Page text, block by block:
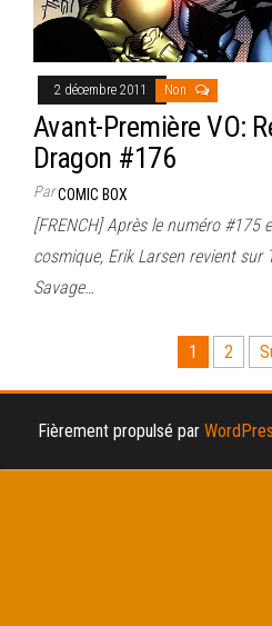
2 décembre 2011 Non
Avant-Première VO:
Dragon #176
ParCOMIC BOX
[FRENCH] Après le numéro
cosmique, Erik Larsen revient sur
Savage…
des
publications
1 2
Fièrement propulsé par